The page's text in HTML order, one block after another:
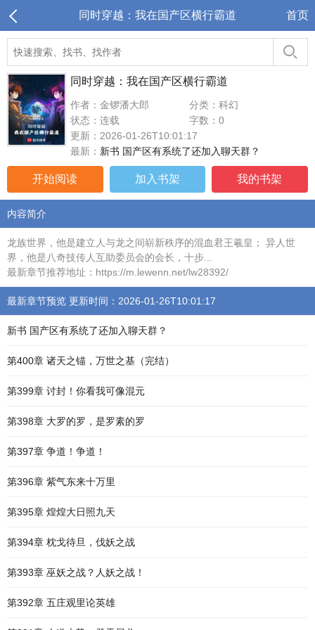
同时穿越：我在国产区横行霸道 首页
同时穿越：我在国产区横行霸道
作者：金锣潘大郎
分类：科幻
状态：连载
字数：0
更新：2026-01-26T10:01:17
最新： 新书 国产区有系统了还加入聊天群？
开始阅读 加入书架 我的书架
内容简介
龙族世界，他是建立人与龙之间崭新秩序的混血君王羲皇； 异人世
界，他是八奇技传人互助委员会的会长，十步...
最新章节推荐地址：https://m.lewenn.net/lw28392/
最新章节预览 更新时间：2026-01-26T10:01:17
新书 国产区有系统了还加入聊天群？
第400章 诸天之锚，万世之基（完结）
第399章 讨封！你看我可像混元
第398章 大罗的罗，是罗素的罗
第397章 争道！争道！
第396章 紫气东来十万里
第395章 煌煌大日照九天
第394章 枕戈待旦，伐妖之战
第393章 巫妖之战？人妖之战！
第392章 五庄观里论英雄